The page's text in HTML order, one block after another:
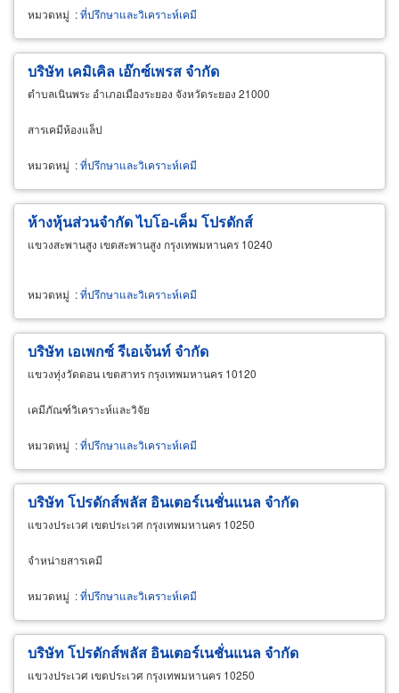
หมวดหมู่ :ที่ปรึกษาและวิเคราะห์เคมี
บริษัท เคมิเคิล เอ๊กซ์เพรส จำกัด
ตำบลเนินพระ อำเภอเมืองระยอง จังหวัดระยอง 21000
สารเคมีห้องแล็ป
หมวดหมู่ :ที่ปรึกษาและวิเคราะห์เคมี
ห้างหุ้นส่วนจำกัด ไบโอ-เค็ม โปรดักส์
แขวงสะพานสูง เขตสะพานสูง กรุงเทพมหานคร 10240
หมวดหมู่ :ที่ปรึกษาและวิเคราะห์เคมี
บริษัท เอเพกซ์ รีเอเจ้นท์ จำกัด
แขวงทุ่งวัดดอน เขตสาทร กรุงเทพมหานคร 10120
เคมีภัณฑ์วิเคราะห์และวิจัย
หมวดหมู่ :ที่ปรึกษาและวิเคราะห์เคมี
บริษัท โปรดักส์พลัส อินเตอร์เนชั่นแนล จำกัด
แขวงประเวศ เขตประเวศ กรุงเทพมหานคร 10250
จำหน่ายสารเคมี
หมวดหมู่ :ที่ปรึกษาและวิเคราะห์เคมี
บริษัท โปรดักส์พลัส อินเตอร์เนชั่นแนล จำกัด
แขวงประเวศ เขตประเวศ กรุงเทพมหานคร 10250